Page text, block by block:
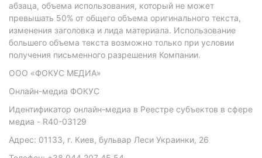
абзаца, объема использования, который не может
превышать 50% от общего объема оригинального текста,
изменения заголовка и лида материала. Использование
большего объема текста возможно только при условии
получения письменного разрешения Компании.
ООО «ФОКУС МЕДИА»
Онлайн-медиа ФОКУС
Идентификатор онлайн-медиа в Реестре субъектов в сфере
медиа - R40-03129
Адрес: 01133, г. Киев, бульвар Леси Украинки, 26